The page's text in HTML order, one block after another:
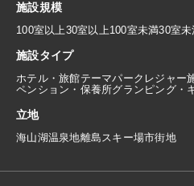
施設規模
100室以上30室以上100室未満30室未
施設タイプ
ホテル・旅館テーマパーク レジャー
ペンション・保養所グランピング・
立地
海山湖温泉地離島スキー場市街地